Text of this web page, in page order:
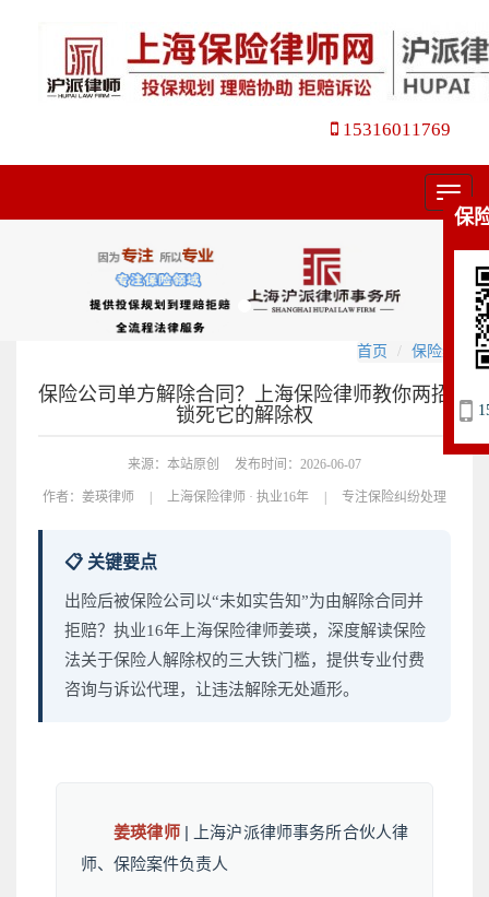
15316011769
菜
单
首页 保险纠纷
保险公司单方解除合同？上海保险律师教你两招
锁死它的解除权
来源：本站原创 发布时间：2026-06-07
作者： 姜瑛律师 | 上海保险律师 · 执业16年 | 专注保险纠纷处理
📋 关键要点
出险后被保险公司以“未如实告知”为由解除合同并
拒赔？执业16年上海保险律师姜瑛，深度解读保险
法关于保险人解除权的三大铁门槛，提供专业付费
咨询与诉讼代理，让违法解除无处遁形。
姜瑛律师| 上海沪派律师事务所合伙人律
师、保险案件负责人
保